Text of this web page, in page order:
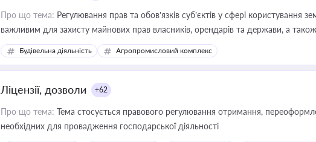
Про що тема: Регулювання прав та обов’язків суб’єктів у сфері користування
важливим для захисту майнових прав власників, орендарів та держави, а
ресурсами
Будівельна діяльність Агропромисловий комплекс
Ліцензії, дозволи +62
Про що тема: Тема стосується правового регулювання отримання,
необхідних для провадження господарської діяльності